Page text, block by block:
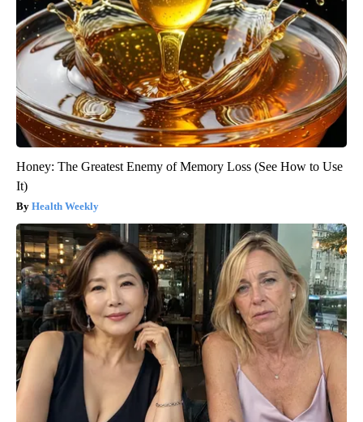
Honey: The Greatest Enemy of Memory Loss (See How to Use
It)
Health Weekly